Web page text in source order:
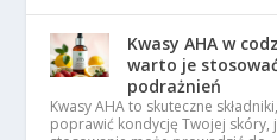
Kwasy AHA w
warto je
podrażnień
Kwasy AHA to skuteczne
poprawić kondycję Twojej skóry,